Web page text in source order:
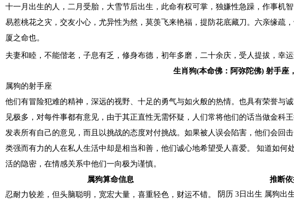
十一月出生的人，二月受胎，大雪节后出生，此命有权可掌，独嫌性急躁，作事机
易惹桃花之灾，交友小心，尤异性为然，莫羡飞来艳福，提防花底藏刀。六亲缘疏
厦之命也。
夫妻和睦，不能偕老，子息有乏，修身布德，初年多磨，二十余庆，受人提拔，幸
生肖狗(本命佛：阿弥陀佛) 射手座
属狗的射手座
他们有冒险犯难的精神，深远的视野、十足的勇气与如火般的热情。也具有荣誉与
见极多，对每件事都有意见，由于其正直性无需怀疑，人们常将他们的话当做金科
发表所有自己的意见，而且以挑战的态度对付挑战。如果被人误会陷害，他们会回
类强而有力的人在私人生活中却是相当和善，他们诚心地希望受人喜爱。 知道如
活的隐密，在情感关系中他们一向极为谨慎。
属狗算命信息
推断
忍耐力较差，但头脑聪明，宽宏大量，喜重轻色，财运不错。
阴历 3日出生 属狗出